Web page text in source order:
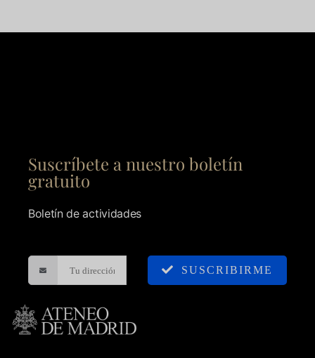
Suscríbete a nuestro boletín
gratuito
Boletín de actividades
SUSCRIBIRME